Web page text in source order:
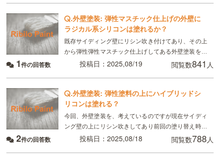
.外壁塗装: 弾性マスチック仕上げの外壁に
ラジカル系シリコンは塗れるか？
既存サイディング壁にリシン吹き付けてあり、その上
から弾性弾性マスチック仕上げしてある外壁塗装を塗
り替えしたいのですが、今回塗り替えをする為の塗料
1件の回答数 投稿日：2025,08/19 閲覧数841 人
.外壁塗装: 弾性塗料の上にハイブリッドシ
リコンは塗れる？
今回、外壁塗装を、考えているのですが現在サイディ
ング壁の上にリシン吹きしてあり前回の塗り替え時に
弾性塗料マスチック仕上げで塗装しました。今回、塗
2件の回答数 投稿日：2025,08/18 閲覧数788人